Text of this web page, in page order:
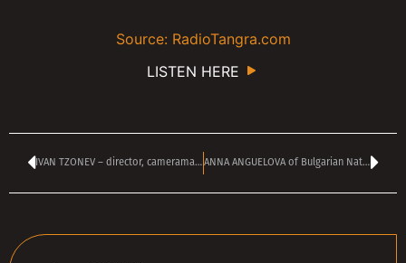
Source: RadioTangra.com
LISTEN HERE
IVAN TZONEV – director, cameraman and photographer ANNA ANGUELOVA of Bulgarian National TV